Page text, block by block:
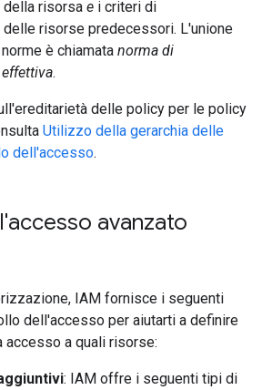
risorsa e i criteri di
risorse predecessori. L'unione
è chiamata norma di
.
delle policy per le policy
Utilizzo della gerarchia delle
dell'accesso.
avanzato
IAM fornisce i seguenti
dell'accesso per aiutarti a definire
accesso a quali risorse:
: IAM offre i seguenti tipi di